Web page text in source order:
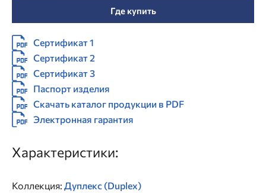
Где купить
Сертификат 1
Сертификат 2
Сертификат 3
Паспорт изделия
Скачать каталог продукции в PDF
Электронная гарантия
Характеристики:
Коллекция: Дуплекс (Duplex)